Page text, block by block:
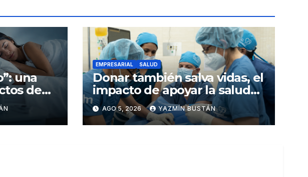
una
de
física
EMPRESARIAL SALUD
Donar también salva vidas, el
impacto de apoyar la salud
infantil en Ecuador
AGO 5, 2026 YAZMÍN BUSTÁN